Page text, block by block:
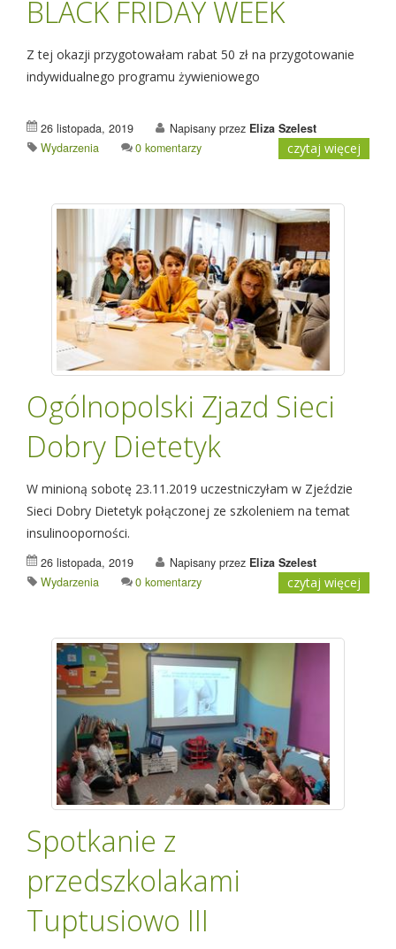
BLACK FRIDAY WEEK
Z tej okazji przygotowałam rabat 50 zł na przygotowanie
indywidualnego programu żywieniowego
26 listopada, 2019 Napisany przez Eliza Szelest
Wydarzenia
0 komentarzy czytaj więcej
Ogólnopolski Zjazd Sieci
Dobry Dietetyk
W minioną sobotę 23.11.2019 uczestniczyłam w Zjeździe
Sieci Dobry Dietetyk połączonej ze szkoleniem na temat
insulinooporności.
26 listopada, 2019 Napisany przez Eliza Szelest
Wydarzenia
0 komentarzy czytaj więcej
Spotkanie z
przedszkolakami
Tuptusiowo III